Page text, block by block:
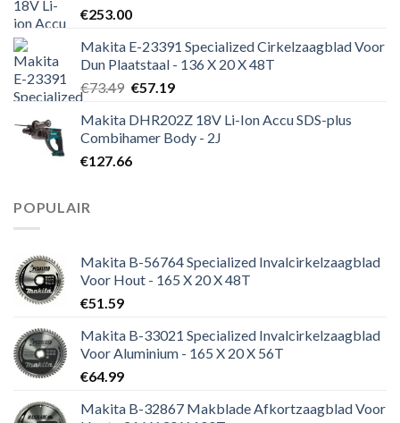
€253.00
Makita E-23391 Specialized Cirkelzaagblad Voor
Dun Plaatstaal - 136 X 20 X 48T
€73.49 Oorspronkelijke
was:
€73.49.
€57.19Huidige
is:
€57.19.
Makita DHR202Z 18V Li-Ion Accu SDS-plus
Combihamer Body - 2J
€127.66
POPULAIR
Makita B-56764 Specialized Invalcirkelzaagblad
Voor Hout - 165 X 20 X 48T
€51.59
Makita B-33021 Specialized Invalcirkelzaagblad
Voor Aluminium - 165 X 20 X 56T
€64.99
Makita B-32867 Makblade Afkortzaagblad Voor